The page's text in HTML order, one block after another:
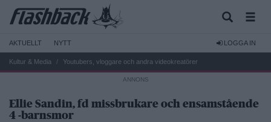
AKTUELLT NYTT LOGGA IN
Kultur & Media Youtubers, vloggare och andra videokreatörer
Ellie Sandin, fd missbrukare och ensamstående
4 -barnsmor